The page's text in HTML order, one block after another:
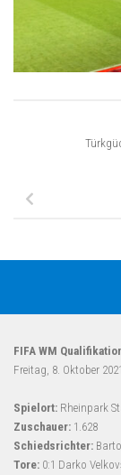
FIFA WM
Freitag, 8. Oktober
Spielort: Rheinpark
Zuschauer: 1.628
Schiedsrichter:
Tore: 0:1 Darko